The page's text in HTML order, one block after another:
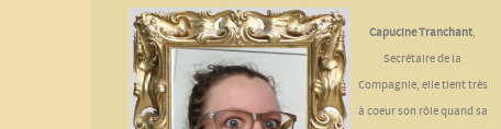
Capucine Tranchant,
Secrétaire de la
Compagnie, elle tient très
à coeur son rôle quand sa